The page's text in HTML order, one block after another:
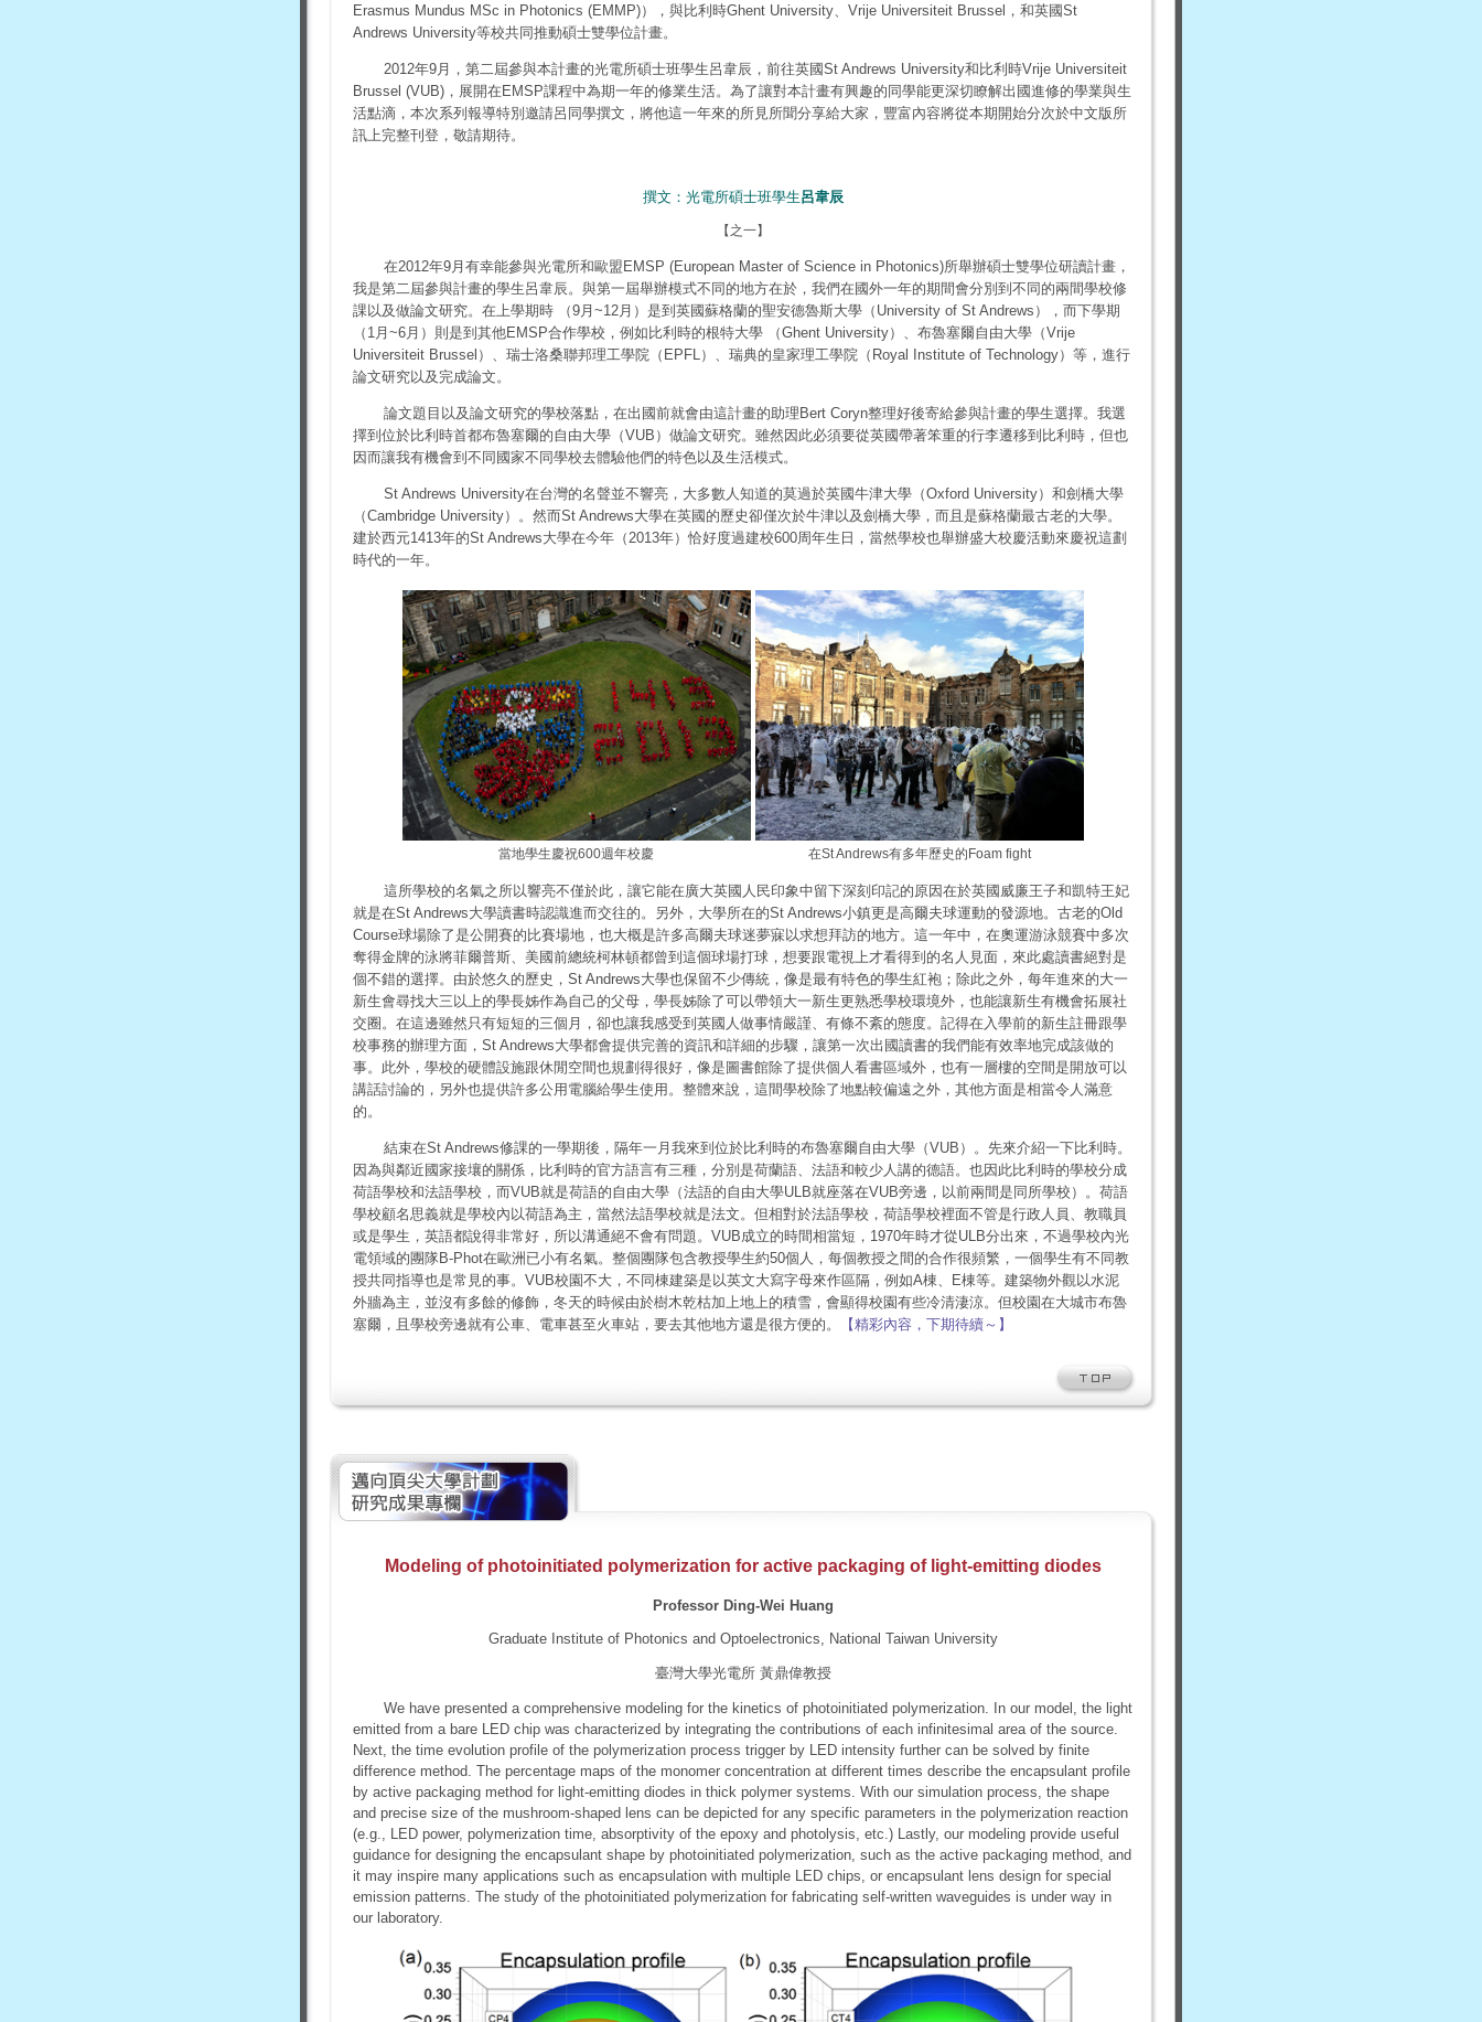
Erasmus Mundus MSc in Photonics (EMMP)），與比利時Ghent University Vrije Universiteit Brussel ，和英國St
Andrews University等校共同推動碩士雙學位計畫。
2012年9月，第二屆參與本計畫的光電所碩士班學生呂韋辰，前往英國St Andrews University和 比利時Vrije Universiteit
Brussel (VUB) ，展開在EMSP課程中為期一年的修業生活。 為了讓對本計畫有興趣的同學能更深切瞭解出國進修的學業與生
活點滴，本次系列報導特別邀請呂同學撰文，將他這一年來的所見所聞分享給大家， 豐富內容將從本期開始分次於中文版所
訊上完整刊登，敬請期待。
撰文：光電所碩士班學生呂韋辰
【之一】
在2012年9月有幸能參與光電所和歐盟EMSP (European Master of Science in Photonics)所舉辦碩士雙學位研讀計畫，
我是第二屆參與計畫的學生呂韋辰。與第一屆舉辦模式不同的地方在於，我們在國外一年的期間會分別到不同的兩間學校修
課以及做論文研究。在上學期時 （9月~12月）是到英國蘇格蘭的聖安德魯斯大學（University of St Andrews），而下學期
（1月~6月）則是到其他EMSP合作學校，例如比利時的根特大學 （Ghent University）、布魯塞爾自由大學（Vrije
Universiteit Brussel）、瑞士洛桑聯邦理工學院（EPFL）、瑞典的皇家理工學院（Royal Institute of Technology）等，進行
論文研究以及完成論文。
論文題目以及論文研究的學校落點，在出國前就會由這計畫的助理Bert Coryn整理好後寄給參與計畫的學生選擇。我選
擇到位於比利時首都布魯塞爾的自由大學（VUB）做論文研究。雖然因此必須要從英國帶著笨重的行李遷移到比利時，但也
因而讓我有機會到不同國家不同學校去體驗他們的特色以及生活模式。
St Andrews University在台灣的名聲並不響亮，大多數人知道的莫過於英國牛津大學（Oxford University）和劍橋大學
（Cambridge University）。然而St Andrews大學在英國的歷史卻僅次於牛津以及劍橋大學，而且是蘇格蘭最古老的大學。
建於西元1413年的St Andrews大學在今年（2013年）恰好度過建校600周年生日，當然學校也舉辦盛大校慶活動來慶祝這劃
時代的一年。
當地學生慶祝600週年校慶 在St Andrews有多年歷史的Foam fight
這所學校的名氣之所以響亮不僅於此，讓它能在廣大英國人民印象中留下深刻印記的原因在於英國威廉王子和凱特王妃
就是在St Andrews大學讀書時認識進而交往的。另外，大學所在的St Andrews小鎮更是高爾夫球運動的發源地。古老的Old
Course球場除了是公開賽的比賽場地，也大概是許多高爾夫球迷夢寐以求想拜訪的地方。這一年中，在奧運游泳競賽中多次
奪得金牌的泳將菲爾普斯、美國前總統柯林頓都曾到這個球場打球，想要跟電視上才看得到的名人見面，來此處讀書絕對是
個不錯的選擇。由於悠久的歷史，St Andrews大學也保留不少傳統，像是最有特色的學生紅袍；除此之外，每年進來的大一
新生會尋找大三以上的學長姊作為自己的父母，學長姊除了可以帶領大一新生更熟悉學校環境外，也能讓新生有機會拓展社
交圈。在這邊雖然只有短短的三個月，卻也讓我感受到英國人做事情嚴謹、有條不紊的態度。記得在入學前的新生註冊跟學
校事務的辦理方面，St Andrews大學都會提供完善的資訊和詳細的步驟，讓第一次出國讀書的我們能有效率地完成該做的
事。此外，學校的硬體設施跟休閒空間也規劃得很好，像是圖書館除了提供個人看書區域外，也有一層樓的空間是開放可以
講話討論的，另外也提供許多公用電腦給學生使用。整體來說，這間學校除了地點較偏遠之外，其他方面是相當令人滿意
的。
結束在St Andrews修課的一學期後，隔年一月我來到位於比利時的布魯塞爾自由大學（VUB）。先來介紹一下比利時。
因為與鄰近國家接壤的關係，比利時的官方語言有三種，分別是荷蘭語、法語和較少人講的德語。也因此比利時的學校分成
荷語學校和法語學校，而VUB就是荷語的自由大學（法語的自由大學ULB就座落在VUB旁邊，以前兩間是同所學校）。荷語
學校顧名思義就是學校內以荷語為主，當然法語學校就是法文。但相對於法語學校，荷語學校裡面不管是行政人員、教職員
或是學生，英語都說得非常好，所以溝通絕不會有問題。VUB成立的時間相當短，1970年時才從ULB分出來，不過學校內光
電領域的團隊B-Phot在歐洲已小有名氣。整個團隊包含教授學生約50個人，每個教授之間的合作很頻繁，一個學生有不同教
授共同指導也是常見的事。VUB校園不大，不同棟建築是以英文大寫字母來作區隔，例如A棟、E棟等。建築物外觀以水泥
外牆為主，並沒有多餘的修飾，冬天的時候由於樹木乾枯加上地上的積雪，會顯得校園有些冷清淒涼。但校園在大城市布魯
塞爾，且學校旁邊就有公車、電車甚至火車站，要去其他地方還是很方便的。
【精彩內容，下期待續～】
Modeling of photoinitiated polymerization for active packaging of light-emitting diodes
Professor Ding-Wei Huang
Graduate Institute of Photonics and Optoelectronics, National Taiwan University
臺灣大學光電所 黃鼎偉教授
We have presented a comprehensive modeling for the kinetics of photoinitiated polymerization. In our model, the light
emitted from a bare LED chip was characterized by integrating the contributions of each infinitesimal area of the source.
Next, the time evolution profile of the polymerization process trigger by LED intensity further can be solved by finite
difference method. The percentage maps of the monomer concentration at different times describe the encapsulant profile
by active packaging method for light-emitting diodes in thick polymer systems. With our simulation process, the shape
and precise size of the mushroom-shaped lens can be depicted for any specific parameters in the polymerization reaction
(e.g., LED power, polymerization time, absorptivity of the epoxy and photolysis, etc.) Lastly, our modeling provide useful
guidance for designing the encapsulant shape by photoinitiated polymerization, such as the active packaging method, and
it may inspire many applications such as encapsulation with multiple LED chips, or encapsulant lens design for special
emission patterns. The study of the photoinitiated polymerization for fabricating self-written waveguides is under way in
our laboratory.